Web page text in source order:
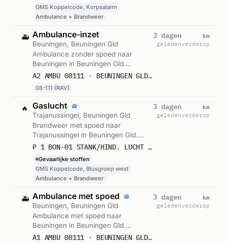
GMS Koppelcode, Korpsalarm
Ambulance + Brandweer
🚑 Ambulance-inzet
Beuningen, Beuningen Gld
Ambulance zonder spoed naar
Beuningen in Beuningen Gld.
Ingezet: 08-111 (RAV). Gemeld om
A2 AMBU 08111 - BEUNINGEN GLD RIT 239953
08-111 (RAV)
3 dagen
geleden
km
verderop
🔥 Gaslucht
Trajanussingel, Beuningen Gld
Brandweer met spoed naar
Trajanussingel in Beuningen Gld.
Ingezet: GMS Koppelcode, Blusgroep
stoffen. Gemeld om 10:28.
P 1 BON-01 STANK/HIND. LUCHT (GASLUCHT) (BINNEN) TRAJANUSSINGEL BEUNINGEN GLD 089096 082331
Gevaarlijke stoffen
GMS Koppelcode, Blusgroep west
Ambulance + Brandweer
3 dagen
geleden
km
verderop
🚑 Ambulance met spoed
Beuningen, Beuningen Gld
Ambulance met spoed naar
Beuningen in Beuningen Gld.
Ingezet: 08-111 (RAV). Gemeld om
A1 AMBU 08111 - BEUNINGEN GLD RIT 239802
3 dagen
geleden
km
verderop